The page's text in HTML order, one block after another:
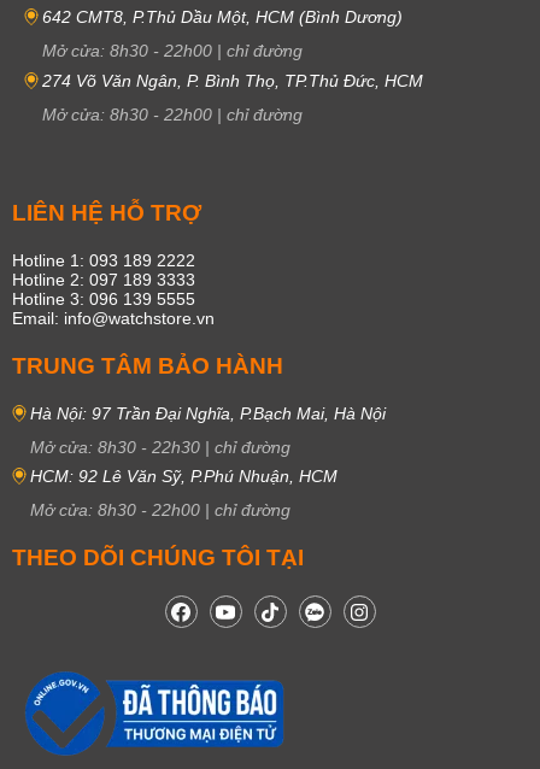
642 CMT8, P.Thủ Dầu Một, HCM (Bình Dương)
Mở cửa: 8h30 - 22h00 | chỉ đường
274 Võ Văn Ngân, P. Bình Thọ, TP.Thủ Đức, HCM
Mở cửa: 8h30 - 22h00 | chỉ đường
LIÊN HỆ HỖ TRỢ
Hotline 1: 093 189 2222
Hotline 2: 097 189 3333
Hotline 3: 096 139 5555
Email: info@watchstore.vn
TRUNG TÂM BẢO HÀNH
Hà Nội: 97 Trần Đại Nghĩa, P.Bạch Mai, Hà Nội
Mở cửa: 8h30 - 22h30 | chỉ đường
HCM: 92 Lê Văn Sỹ, P.Phú Nhuận, HCM
Mở cửa: 8h30 - 22h00 | chỉ đường
THEO DÕI CHÚNG TÔI TẠI